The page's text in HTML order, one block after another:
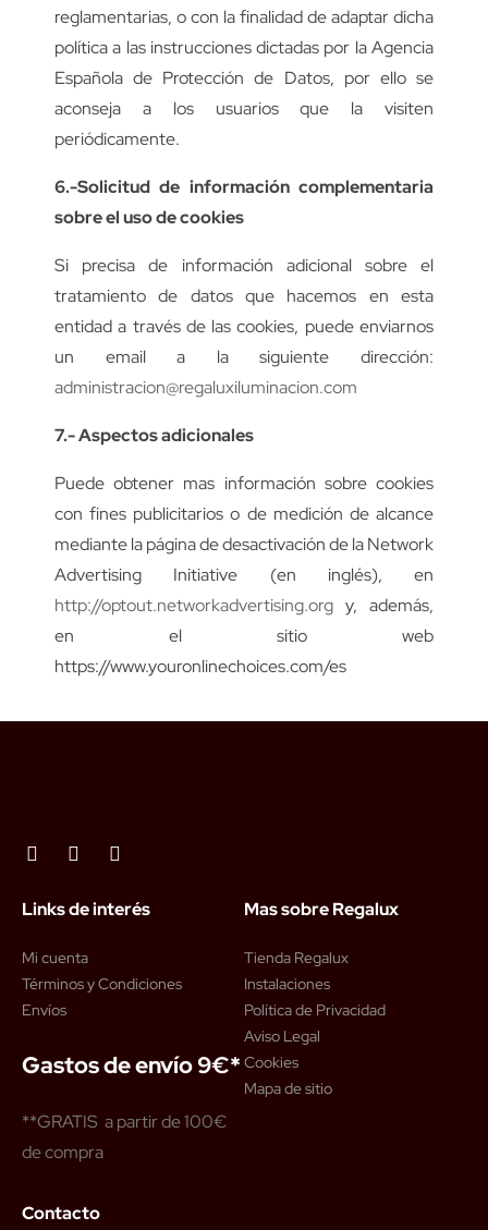
reglamentarias, o con la finalidad de adaptar dicha
política a las instrucciones dictadas por la Agencia
Española de Protección de Datos, por ello se
aconseja a los usuarios que la visiten
periódicamente.
6.-Solicitud de información complementaria
sobre el uso de cookies
Si precisa de información adicional sobre el
tratamiento de datos que hacemos en esta
entidad a través de las cookies, puede enviarnos
un email a la siguiente dirección:
administracion@regaluxiluminacion.com
7.- Aspectos adicionales
Puede obtener mas información sobre cookies
con fines publicitarios o de medición de alcance
mediante la página de desactivación de la Network
Advertising Initiative (en inglés), en
http://optout.networkadvertising.org y, además,
en el sitio web
https://www.youronlinechoices.com/es
Links de interés
Mi cuenta
Términos y Condiciones
Envíos
Gastos de envío 9€*
**GRATIS a partir de 100€
de compra
Mas sobre Regalux
Tienda Regalux
Instalaciones
Política de Privacidad
Aviso Legal
Cookies
Mapa de sitio
Contacto